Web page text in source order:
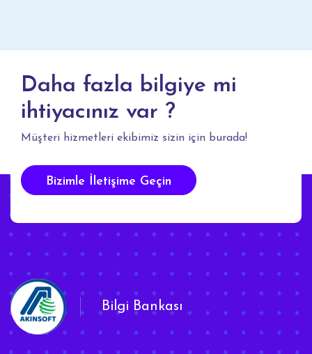
Daha fazla bilgiye mi
ihtiyacınız var ?
Müşteri hizmetleri ekibimiz sizin için burada!
Bizimle İletişime Geçin
Bilgi Bankası